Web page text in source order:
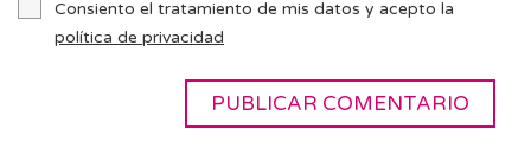
Consiento el tratamiento de mis datos y acepto la
política de privacidad